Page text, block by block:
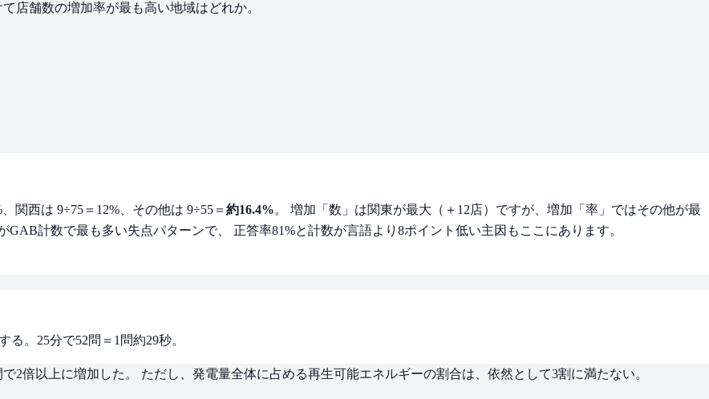
店舗数の増加率が最も高い地域はどれか。
関西は 9÷75＝12%、その他は 9÷55＝ 約16.4%。 増加「数」は関東が最大（＋12店）ですが、増加「率」ではその他が最
計数で最も多い失点パターンで、 正答率81%と計数が言語より8ポイント低い主因もここにあります。
。25分で52問＝1問約29秒。
2倍以上に増加した。 ただし、発電量全体に占める再生可能エネルギーの割合は、依然として3割に満たない。